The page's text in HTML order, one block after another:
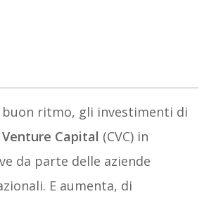
buon ritmo, gli investimenti di
Capital (CVC) in
da parte delle aziende
E aumenta, di